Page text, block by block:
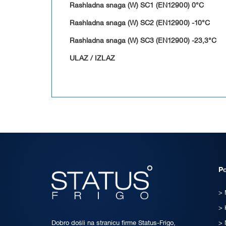
Rashladna snaga (W) SC1 (EN12900) 0°C
Rashladna snaga (W) SC2 (EN12900) -10°C
Rashladna snaga (W) SC3 (EN12900) -23,3°C
ULAZ / IZLAZ
Dobro došli na stranicu firme Status-Frigo,